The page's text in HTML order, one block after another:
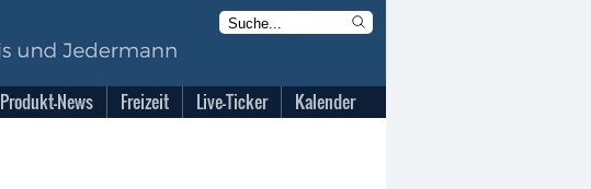
Produkt-News Freizeit Live-Ticker Kalender